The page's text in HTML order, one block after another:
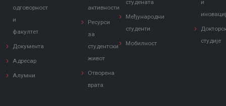
одговорност
и
факултет
Документа
Адресар
Алумни
активности
Ресурси
за
студентски
живот
Отворена
врата
студената
Међународни
студенти
Мобилност
и
студије